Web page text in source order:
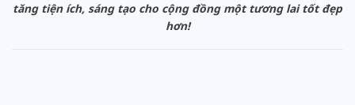
tăng tiện ích, sáng tạo cho cộng đồng một tương lai tốt đẹp
hơn!